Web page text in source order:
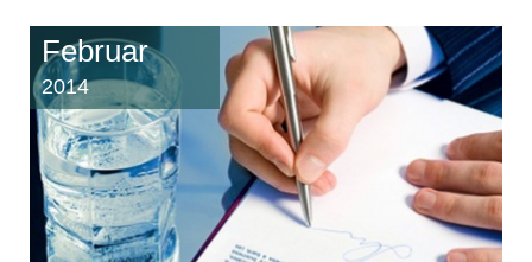
Februar
2014